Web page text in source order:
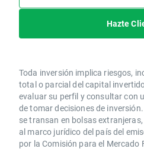
Hazte
Toda inversión implica riesgos,
total o parcial del capital
evaluar su perfil y consultar con
de tomar decisiones de
se transan en bolsas
al marco jurídico del país del
por la Comisión para el Mercado